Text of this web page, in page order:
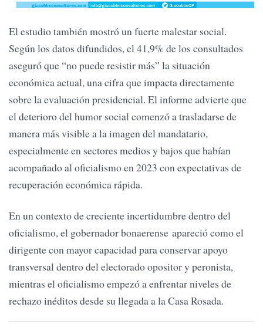
El estudio también mostró un fuerte malestar social.
Según los datos difundidos, el 41,9% de los consultados
aseguró que “no puede resistir más” la situación
económica actual, una cifra que impacta directamente
sobre la evaluación presidencial. El informe advierte que
el deterioro del humor social comenzó a trasladarse de
manera más visible a la imagen del mandatario,
especialmente en sectores medios y bajos que habían
acompañado al oficialismo en 2023 con expectativas de
recuperación económica rápida.
En un contexto de creciente incertidumbre dentro del
oficialismo, el gobernador bonaerense apareció como el
dirigente con mayor capacidad para conservar apoyo
transversal dentro del electorado opositor y peronista,
mientras el oficialismo empezó a enfrentar niveles de
rechazo inéditos desde su llegada a la Casa Rosada.